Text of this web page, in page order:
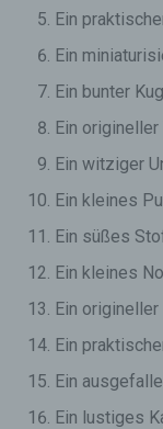
Ein
Ein
Ein bunter
Ein
Ein witziger
Ein kleines
Ein süßes
Ein kleines
Ein
Ein
Ein
Ein lustiges